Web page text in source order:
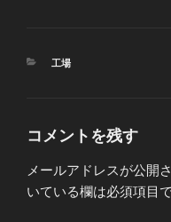
カ
工場
コメントを残す
メールアドレスが公開
いている欄は必須項目